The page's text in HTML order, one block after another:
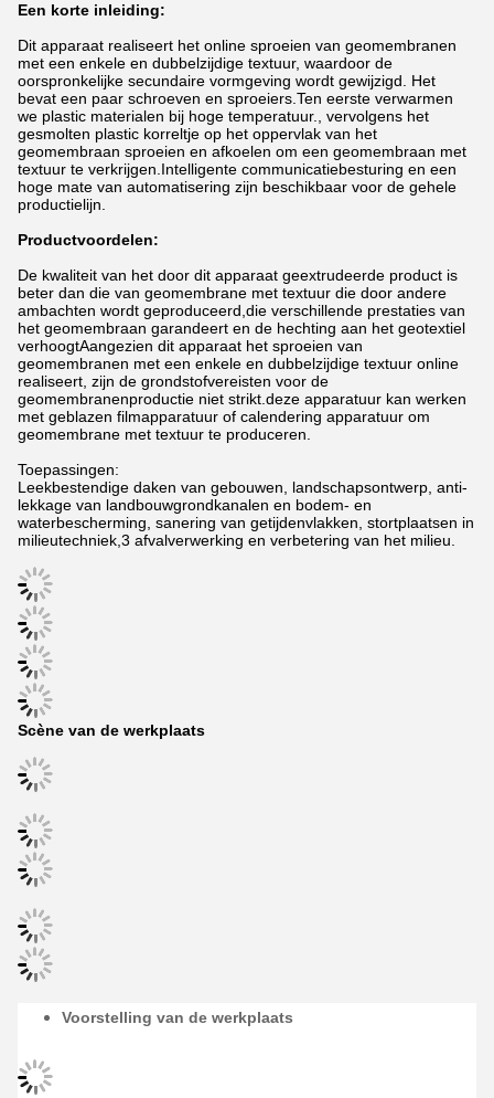
Een korte inleiding:
Dit apparaat realiseert het online sproeien van geomembranen
met een enkele en dubbelzijdige textuur, waardoor de
oorspronkelijke secundaire vormgeving wordt gewijzigd. Het
bevat een paar schroeven en sproeiers.Ten eerste verwarmen
we plastic materialen bij hoge temperatuur., vervolgens het
gesmolten plastic korreltje op het oppervlak van het
geomembraan sproeien en afkoelen om een geomembraan met
textuur te verkrijgen.Intelligente communicatiebesturing en een
hoge mate van automatisering zijn beschikbaar voor de gehele
productielijn.
Productvoordelen:
De kwaliteit van het door dit apparaat geextrudeerde product is
beter dan die van geomembrane met textuur die door andere
ambachten wordt geproduceerd,die verschillende prestaties van
het geomembraan garandeert en de hechting aan het geotextiel
verhoogtAangezien dit apparaat het sproeien van
geomembranen met een enkele en dubbelzijdige textuur online
realiseert, zijn de grondstofvereisten voor de
geomembranenproductie niet strikt.deze apparatuur kan werken
met geblazen filmapparatuur of calendering apparatuur om
geomembrane met textuur te produceren.
Toepassingen:
Leekbestendige daken van gebouwen, landschapsontwerp, anti-
lekkage van landbouwgrondkanalen en bodem- en
waterbescherming, sanering van getijdenvlakken, stortplaatsen in
milieutechniek,3 afvalverwerking en verbetering van het milieu.
Scène van de werkplaats
Voorstelling van de werkplaats